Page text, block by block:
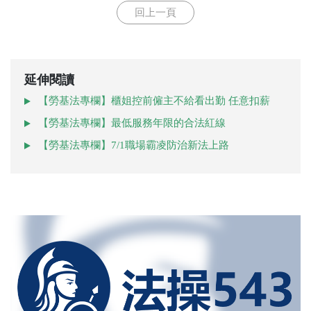
回上一頁
延伸閱讀
【勞基法專欄】櫃姐控前僱主不給看出勤 任意扣薪
【勞基法專欄】最低服務年限的合法紅線
【勞基法專欄】7/1職場霸凌防治新法上路